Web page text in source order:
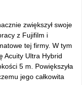
zwiększył swoje
z Fujifilm i
tej firmy. W tym
Acuity Ultra Hybrid
5 m. Powiększyła
jego całkowita